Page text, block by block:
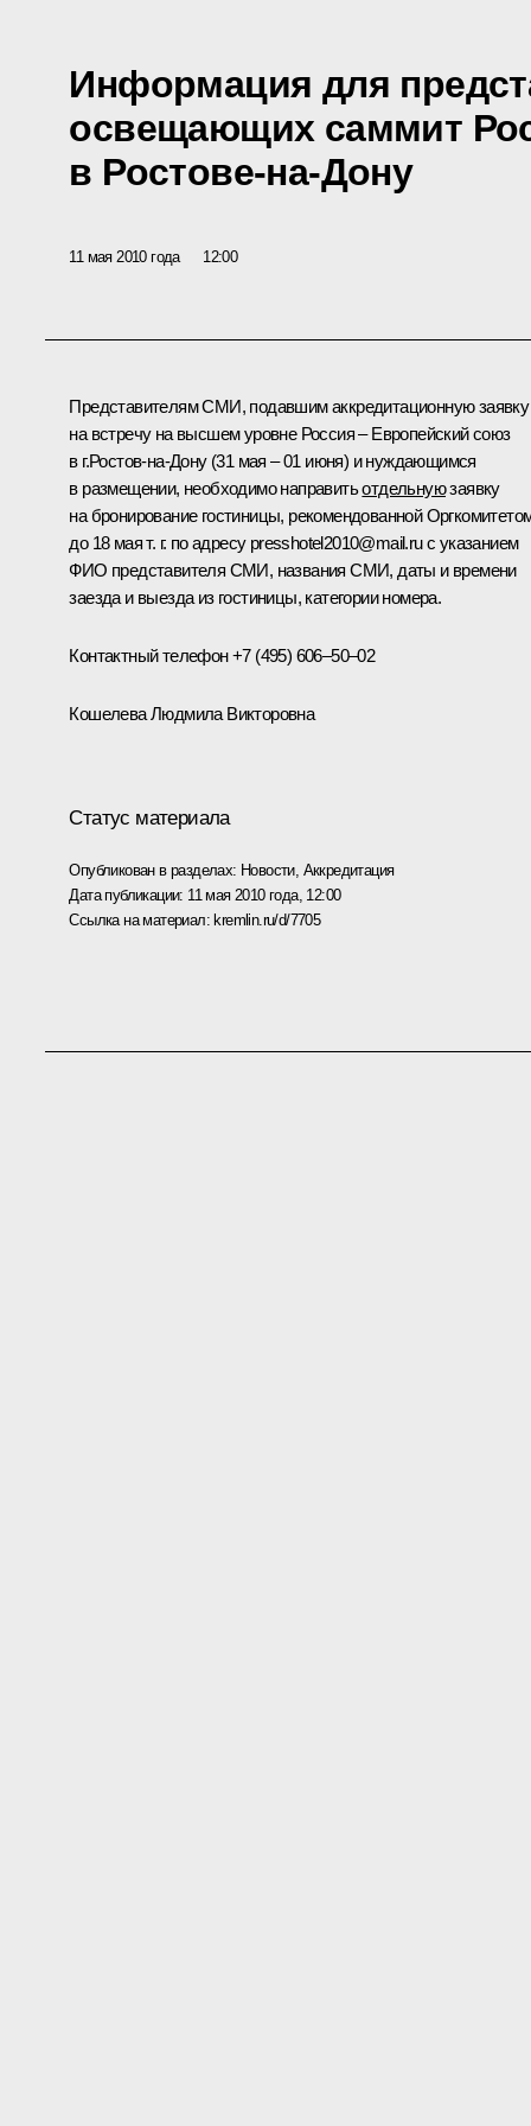
Информация для
освещающих саммит
в Ростове-на-Дону
11 мая 2010 года 12:00
Представителям СМИ, подавшим аккредитационную заявку
на встречу на высшем уровне Россия – Европейский союз
в г.Ростов-на-Дону (31 мая – 01 июня) и нуждающимся
в размещении, необходимо направитьотдельнуюзаявку
на бронирование гостиницы, рекомендованной
до 18 мая т. г. по адресу presshotel2010@mail.ruc указанием
ФИО представителя СМИ, названия СМИ, даты и времени
заезда и выезда из гостиницы, категории номера.
Контактный телефон+7 (495) 606–50–02
Кошелева Людмила Викторовна
Статус материала
Опубликован в разделах: Новости, Аккредитация
Дата публикации: 11 мая 2010 года, 12:00
Ссылка на материал:kremlin.ru/d/7705